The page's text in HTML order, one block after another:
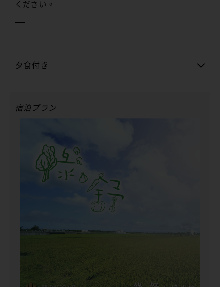
ください。
夕食付き
宿泊プラン